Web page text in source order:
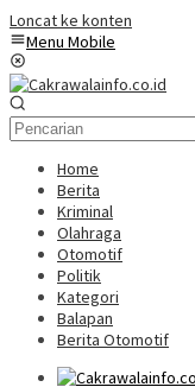
Loncat ke konten
Menu Mobile
Home
Berita
Kriminal
Olahraga
Otomotif
Politik
Kategori
Balapan
Berita Otomotif